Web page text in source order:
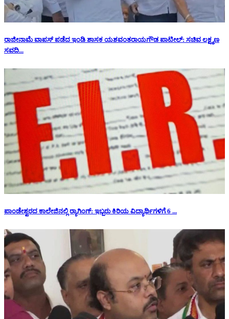
ರಾಜೀನಾಮೆ ವಾಪಸ್ ಪಡೆದ ಇಂಡಿ ಶಾಸಕ ಯಶವಂತರಾಯಗೌಡ ಪಾಟೀಲ್: ಸಚಿವ ಲಕ್ಷ್ಮಣ
ಸವದಿ...
ಪಾಂಡೇಶ್ವರದ ಕಾಲೇಜಿನಲ್ಲಿ ರ‍್ಯಾಗಿಂಗ್: ಇಬ್ಬರು ಕಿರಿಯ ವಿದ್ಯಾರ್ಥಿಗಳಿಗೆ 6 ...